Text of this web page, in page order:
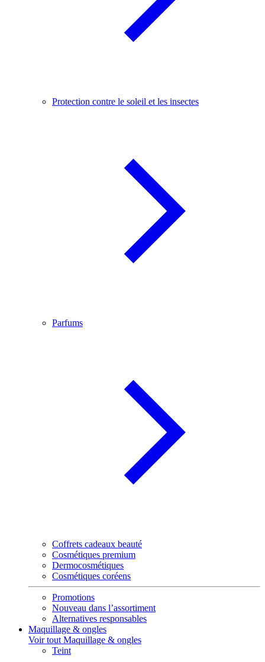
Protection contre le soleil et les insectes
Parfums
Coffrets cadeaux beauté
Cosmétiques premium
Dermocosmétiques
Cosmétiques coréens
Promotions
Nouveau dans l’assortiment
Alternatives responsables
Maquillage & ongles
Voir tout Maquillage & ongles
Teint